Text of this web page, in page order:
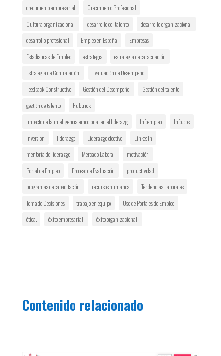
una
entrevista
crecimiento empresarial
Crecimiento Profesional
Cultura organizacional.
desarrollo del talento
desarrollo organizacional
desarrollo profesional
Empleo en España
Empresas
Estadísticas de Empleo
estrategia
estrategia de capacitación
Estrategia de Contratación.
Evaluación de Desempeño
Feedback Constructivo
Gestión del Desempeño.
Gestión del talento
gestión de talento
Hubtrick
impacto de la inteligencia emocional en el liderazg
Infoempleo
InfoJobs
inversión
liderazgo Liderazgo efectivo
LinkedIn
mentoría de liderazgo
Mercado Laboral
motivación
Portal de Empleo
Proceso de Evaluación
productividad
programas de capacitación
recursos humanos
Tendencias Laborales
Toma de Decisiones
trabajo en equipo
Uso de Portales de Empleo
ética.
éxito empresarial. éxito organizacional.
Contenido relacionado